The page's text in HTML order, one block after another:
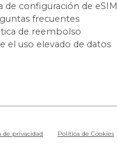
de configuración de eSIM
frecuentes
de reembolso
el uso elevado de datos
de privacidad Política de Cookies